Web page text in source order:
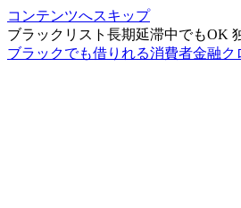
コンテンツへスキップ
ブラックリスト長期延滞中でもOK
ブラックでも借りれる消費者金融